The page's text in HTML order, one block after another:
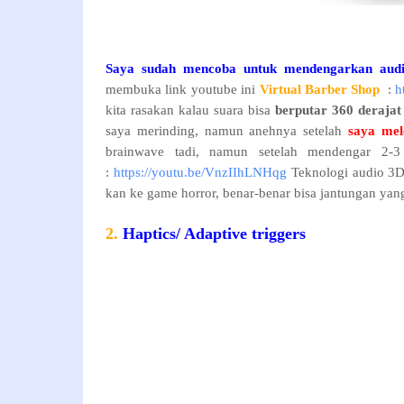
Saya sudah mencoba untuk mendengarkan
membuka link youtube ini Virtual Barber Shop :
kita rasakan kalau suara bisa berputar 360
saya merinding, namun anehnya setelah saya
brainwave tadi, namun setelah mendengar
: https://youtu.be/VnzIIhLNHqg Teknologi audio
kan ke game horror, benar-benar bisa jantungan
2. Haptics/ Adaptive triggers